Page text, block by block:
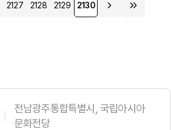
2127 2128 2129 2130
전남광주통합특별시, 국립아시아
문화전당